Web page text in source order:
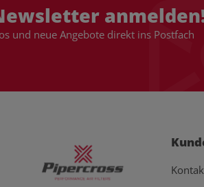
und neue Angebote direkt ins Postfach